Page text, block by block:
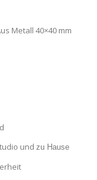
Metall 40×40 mm
und zu Hause